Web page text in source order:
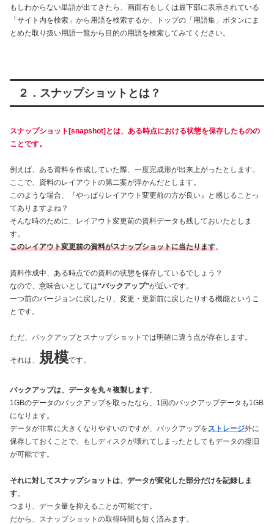
もしわからない単語が出てきたら、画面右もしくは最下部に表示されている
「サイト内を検索」から用語を検索するか、トップの「用語集」ボタンにま
とめた取り扱い用語一覧から目的の用語を検索してみてください。
２．スナップショットとは？
スナップショット[snapshot]とは、ある時点における状態を保存したものの
ことです。
例えば、ある資料を作成していた際、一度完成形が出来上がったとします。
ここで、資料のレイアウトの第二案が浮かんだとします。
このような場合、『やっぱりレイアウト変更前の方が良い』と感じることっ
てありますよね？
そんな時のために、レイアウト変更前の資料データも残しておいたとしま
す。
このレイアウト変更前の資料がスナップショットに当たります。
資料作成中、ある時点での資料の状態を保存しているでしょう？
なので、意味合いとしては“バックアップ”が近いです。
一つ前のバージョンに戻したり、変更・更新前に戻したりする機能というこ
とです。
ただ、バックアップとスナップショットでは明確に違う点が存在します。
それは、 規模です。
バックアップは、データを丸々複製します。
1GBのデータのバックアップを取ったなら、1回のバックアップデータも1GB
になります。
データが非常に大きくなりやすいのですが、バックアップをストレージ外に
保存しておくことで、もしディスクが壊れてしまったとしてもデータの復旧
が可能です。
それに対してスナップショットは、データが変化した部分だけを記録しま
す。
つまり、データ量を抑えることが可能です。
だから、スナップショットの取得時間も短く済みます。